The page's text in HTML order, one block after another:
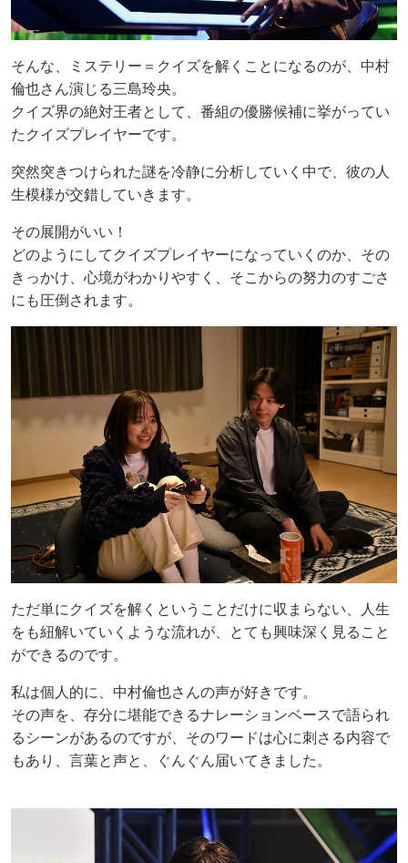
そんな、ミステリー＝クイズを解くことになるのが、中村
倫也さん演じる三島玲央。
クイズ界の絶対王者として、番組の優勝候補に挙がってい
たクイズプレイヤーです。
突然突きつけられた謎を冷静に分析していく中で、彼の人
生模様が交錯していきます。
その展開がいい！
どのようにしてクイズプレイヤーになっていくのか、その
きっかけ、心境がわかりやすく、そこからの努力のすごさ
にも圧倒されます。
ただ単にクイズを解くということだけに収まらない、人生
をも紐解いていくような流れが、とても興味深く見ること
ができるのです。
私は個人的に、中村倫也さんの声が好きです。
その声を、存分に堪能できるナレーションベースで語られ
るシーンがあるのですが、そのワードは心に刺さる内容で
もあり、言葉と声と、ぐんぐん届いてきました。